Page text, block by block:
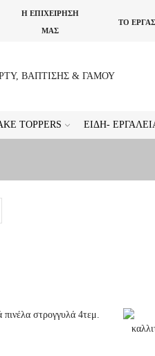
Η ΕΠΙΧΕΙΡΗΣΗ
ΜΑΣ
ΤΟ
TOPPERS ΕΊΔΗ-